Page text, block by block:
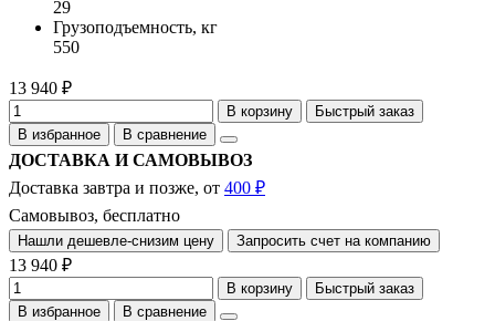
29
Грузоподъемность, кг
550
13 940 ₽
В корзину
Быстрый заказ
В избранное
В сравнение
ДОСТАВКА И САМОВЫВОЗ
Доставка завтра и позже, от 400 ₽
Самовывоз, бесплатно
Нашли дешевле-снизим цену Запросить счет на компанию
13 940 ₽
В корзину
Быстрый заказ
В избранное
В сравнение